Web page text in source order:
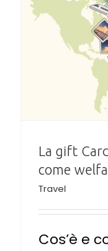
La gift
come
Travel
Cos’è e